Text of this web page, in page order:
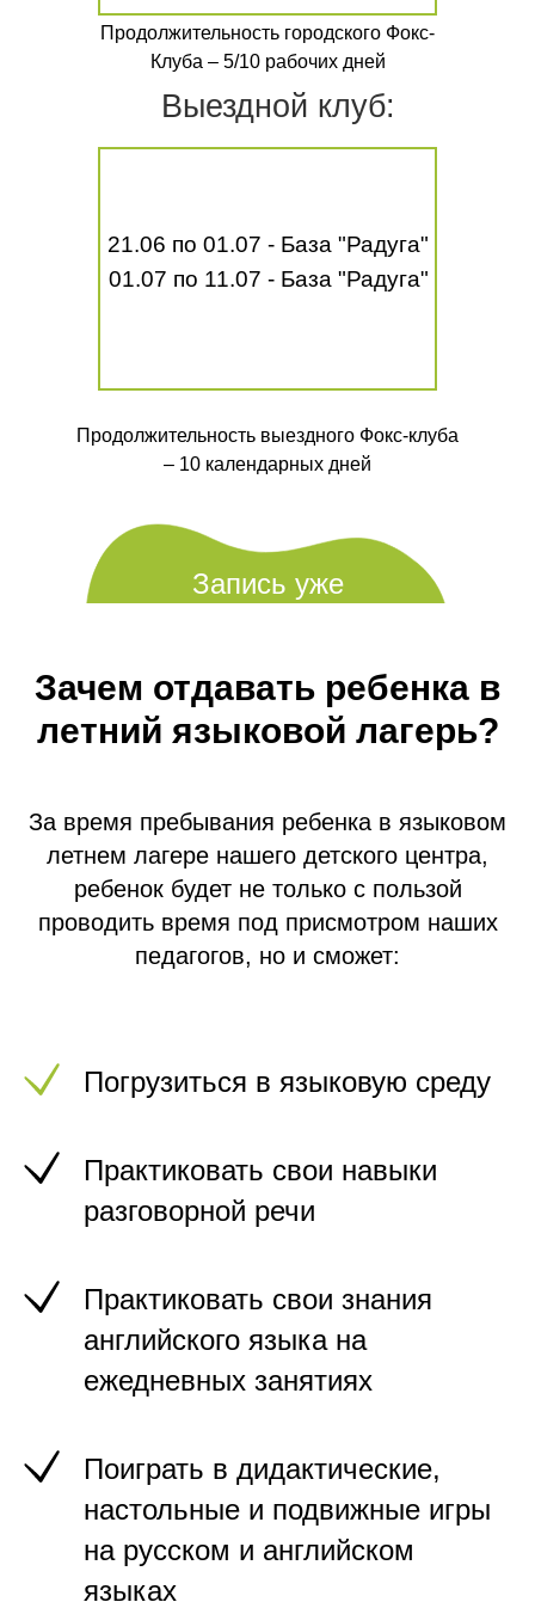
Запись уже
Продолжительность городского Фокс-
Клуба – 5/10 рабочих дней
21.06 по 01.07 - База "Радуга"
01.07 по 11.07 - База "Радуга"
Выездной клуб:
Продолжительность выездного Фокс-клуба
– 10 календарных дней
Зачем отдавать ребенка в
летний языковой лагерь?
За время пребывания ребенка в языковом
летнем лагере нашего детского центра,
ребенок будет не только с пользой
проводить время под присмотром наших
педагогов, но и сможет:
Погрузиться в языковую среду
Практиковать свои навыки
разговорной речи
Практиковать свои знания
английского языка на
ежедневных занятиях
Поиграть в дидактические,
настольные и подвижные игры
на русском и английском
языках